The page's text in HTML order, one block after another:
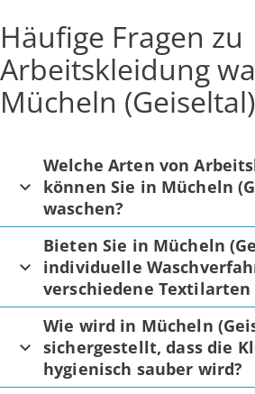
Häufige Fragen zu
Arbeitskleidung
Mücheln
Welche Arten von
können Sie in Mücheln
waschen?
Bieten Sie in Mücheln
individuelle
verschiedene Textilarten
Wie wird in Mücheln
sichergestellt, dass die
hygienisch sauber wird?